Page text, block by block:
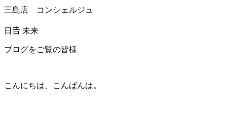
三島店 コンシェルジュ
日𠮷 未来
ブログをご覧の皆様
こんにちは、こんばんは。